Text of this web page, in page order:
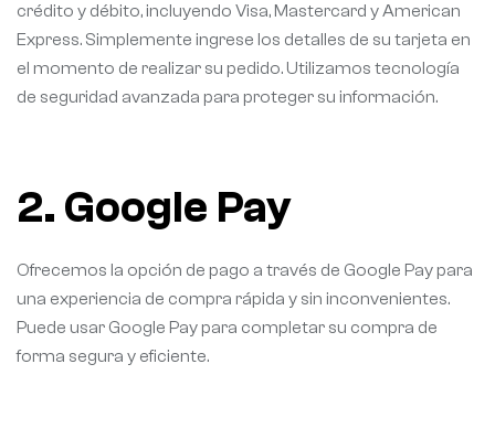
crédito y débito, incluyendo Visa, Mastercard y American
Express. Simplemente ingrese los detalles de su tarjeta en
el momento de realizar su pedido. Utilizamos tecnología
de seguridad avanzada para proteger su información.
2. Google Pay
Ofrecemos la opción de pago a través de Google Pay para
una experiencia de compra rápida y sin inconvenientes.
Puede usar Google Pay para completar su compra de
forma segura y eficiente.